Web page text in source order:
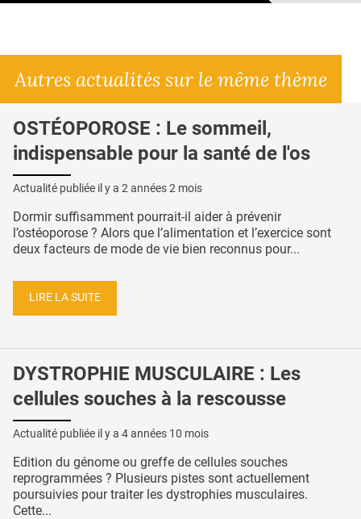
Autres actualités sur le même thème
OSTÉOPOROSE : Le sommeil,
indispensable pour la santé de l'os
Actualité publiée il y a 2 années 2 mois
Dormir suffisamment pourrait-il aider à prévenir
l’ostéoporose ? Alors que l’alimentation et l’exercice sont
deux facteurs de mode de vie bien reconnus pour...
LIRE LA SUITE
DYSTROPHIE MUSCULAIRE : Les
cellules souches à la rescousse
Actualité publiée il y a 4 années 10 mois
Edition du génome ou greffe de cellules souches
reprogrammées ? Plusieurs pistes sont actuellement
poursuivies pour traiter les dystrophies musculaires.
Cette...